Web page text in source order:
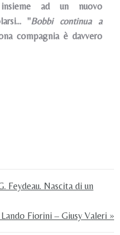
ad un nuovo
"Bobbi continua a
compagnia è davvero
Feydeau. Nascita di un
Fiorini – Giusy Valeri »